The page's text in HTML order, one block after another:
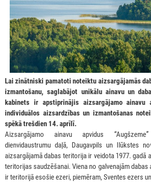
Lai zinātniski pamatoti noteiktu aizsargājamās
izmantošanu, saglabājot unikālu ainavu un
kabinets ir apstiprinājis aizsargājamo ainavu
individuālos aizsardzības un izmantošanas
spēkātrešdien 14. aprīlī.
Aizsargājamo ainavu apvidus
dienvidaustrumu daļā, Daugavpils un Ilūkstes
aizsargājamā dabas teritorija ir veidota 1977. gadā
teritorijas saudzēšanai. Viena no galvenajām
ir teritorijā esošie ezeri, piemēram, Sventes ezers